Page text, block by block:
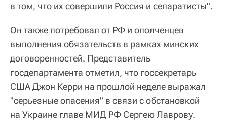
в том, что их совершили Россия и сепаратисты".
Он также потребовал от РФ и ополченцев
выполнения обязательств в рамках минских
договоренностей. Представитель
госдепартамента отметил, что госсекретарь
США Джон Керри на прошлой неделе выражал
"серьезные опасения" в связи с обстановкой
на Украине главе МИД РФ Сергею Лаврову.